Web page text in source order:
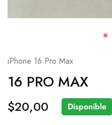
iPhone 16 Pro Max
16 PRO MAX
$20,00 Disponible